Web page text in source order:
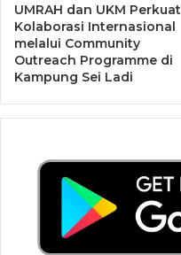
UMRAH dan UKM Perkuat
Kolaborasi Internasional
melalui Community
Outreach Programme di
Kampung Sei Ladi